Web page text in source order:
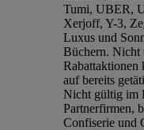
Tumi, UBER,
Xerjoff, Y-3,
Luxus und
Büchern. Nicht
Rabattaktionen
auf bereits
Nicht gültig im
Partnerfirmen,
Confiserie und